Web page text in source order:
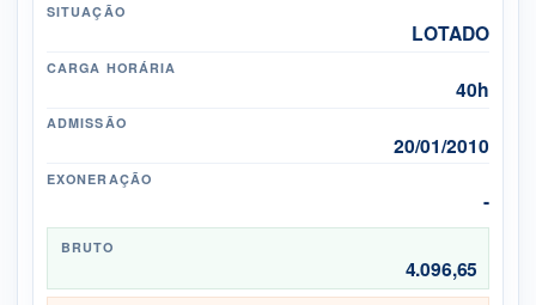
SITUAÇÃO
LOTADO
CARGA HORÁRIA
40h
ADMISSÃO
20/01/2010
EXONERAÇÃO
-
BRUTO
4.096,65